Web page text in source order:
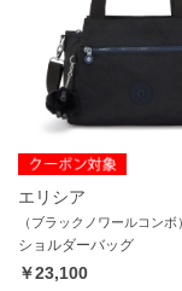
エリシア
（ブラックノワールコンボ）
ショルダーバッグ
￥23,100